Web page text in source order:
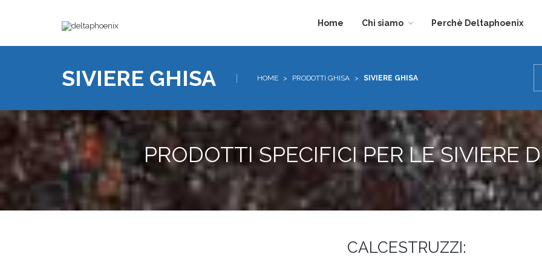
Home Chi siamo Perchè Deltaphoenix
SIVIERE GHISA HOME > PRODOTTI GHISA > SIVIERE GHISA
PRODOTTI SPECIFICI PER LE SIVIERE
CALCESTRUZZI: